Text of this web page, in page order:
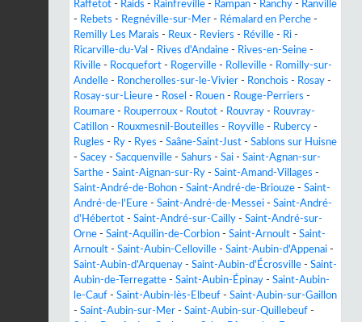
Raffetot - Raids - Rainfreville - Rampan - Ranchy - Ranville
- Rebets - Regnéville-sur-Mer - Rémalard en Perche -
Remilly Les Marais - Reux - Reviers - Réville - Ri -
Ricarville-du-Val - Rives d'Andaine - Rives-en-Seine -
Riville - Rocquefort - Rogerville - Rolleville - Romilly-sur-
Andelle - Roncherolles-sur-le-Vivier - Ronchois - Rosay -
Rosay-sur-Lieure - Rosel - Rouen - Rouge-Perriers -
Roumare - Rouperroux - Routot - Rouvray - Rouvray-
Catillon - Rouxmesnil-Bouteilles - Royville - Rubercy -
Rugles - Ry - Ryes - Saâne-Saint-Just - Sablons sur Huisne
- Sacey - Sacquenville - Sahurs - Sai - Saint-Agnan-sur-
Sarthe - Saint-Aignan-sur-Ry - Saint-Amand-Villages -
Saint-André-de-Bohon - Saint-André-de-Briouze - Saint-
André-de-l'Eure - Saint-André-de-Messei - Saint-André-
d'Hébertot - Saint-André-sur-Cailly - Saint-André-sur-
Orne - Saint-Aquilin-de-Corbion - Saint-Arnoult - Saint-
Arnoult - Saint-Aubin-Celloville - Saint-Aubin-d'Appenai -
Saint-Aubin-d'Arquenay - Saint-Aubin-d'Écrosville - Saint-
Aubin-de-Terregatte - Saint-Aubin-Épinay - Saint-Aubin-
le-Cauf - Saint-Aubin-lès-Elbeuf - Saint-Aubin-sur-Gaillon
- Saint-Aubin-sur-Mer - Saint-Aubin-sur-Quillebeuf -